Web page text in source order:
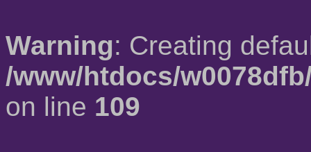
Warning: Creating
/www/htdocs/
on line 109